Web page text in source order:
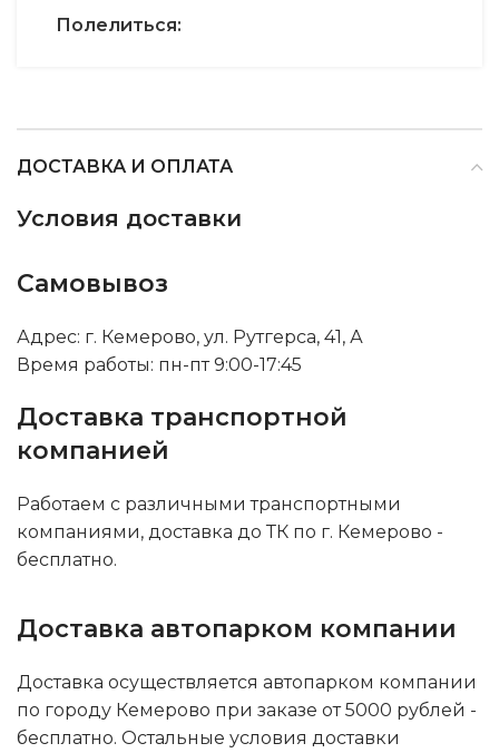
Полелиться:
ДОСТАВКА И ОПЛАТА
Условия доставки
Самовывоз
Адрес: г. Кемерово, ул. Рутгерса, 41, А
Время работы: пн-пт 9:00-17:45
Доставка транспортной
компанией
Работаем с различными транспортными
компаниями, доставка до ТК по г. Кемерово -
бесплатно.
Доставка автопарком компании
Доставка осуществляется автопарком компании
по городу Кемерово при заказе от 5000 рублей -
бесплатно. Остальные условия доставки